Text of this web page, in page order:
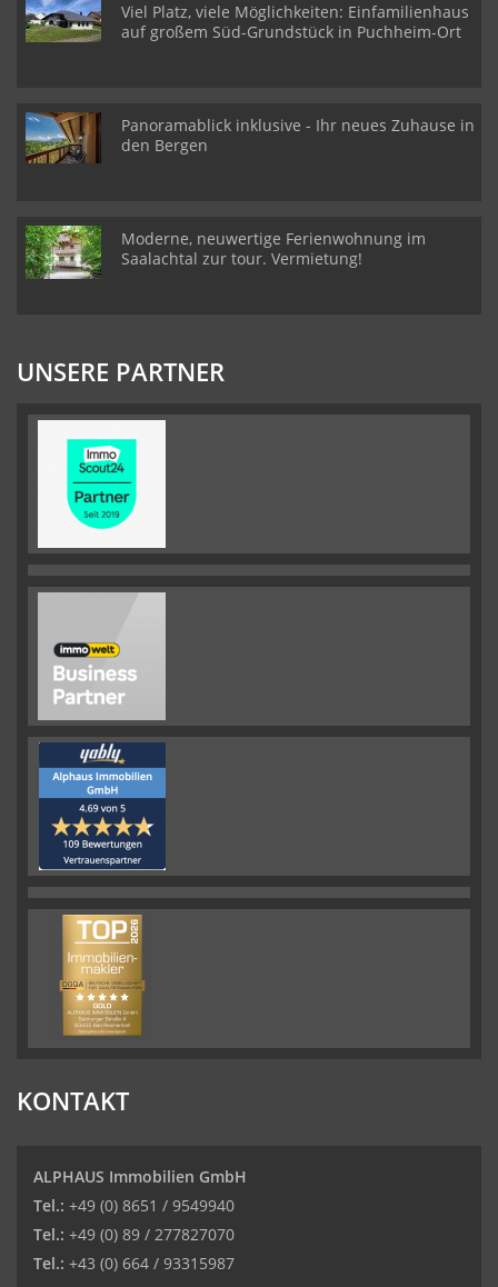
Viel Platz, viele Möglichkeiten: Einfamilienhaus
auf großem Süd-Grundstück in Puchheim-Ort
Panoramablick inklusive - Ihr neues Zuhause in
den Bergen
Moderne, neuwertige Ferienwohnung im
Saalachtal zur tour. Vermietung!
UNSERE PARTNER
KONTAKT
ALPHAUS Immobilien GmbH
Tel.: +49 (0) 8651 / 9549940
Tel.: +49 (0) 89 / 277827070
Tel.: +43 (0) 664 / 93315987